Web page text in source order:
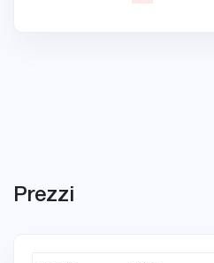
Prezzi